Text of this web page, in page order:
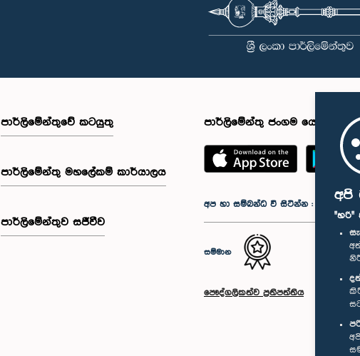
අපි
"හරි"
පාර්ලිමේන්තුවේ කටයුතු
පාර්ලිමේන්තු මහලේකම් කාර්යාලය
පාර්ලිමේන්තුව සජීවීව
පාර්ලිමේන්තු ජංගම යෙදුම
අප හා සම්බන්ධ වී සිටින්න :
සම්මාන
පෞද්ගලිකත්ව ප්‍රතිපත්තිය